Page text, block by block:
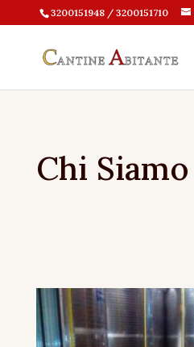
3200151948 / 3200151710
Chi Siamo